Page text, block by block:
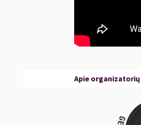
Apie organizatorių